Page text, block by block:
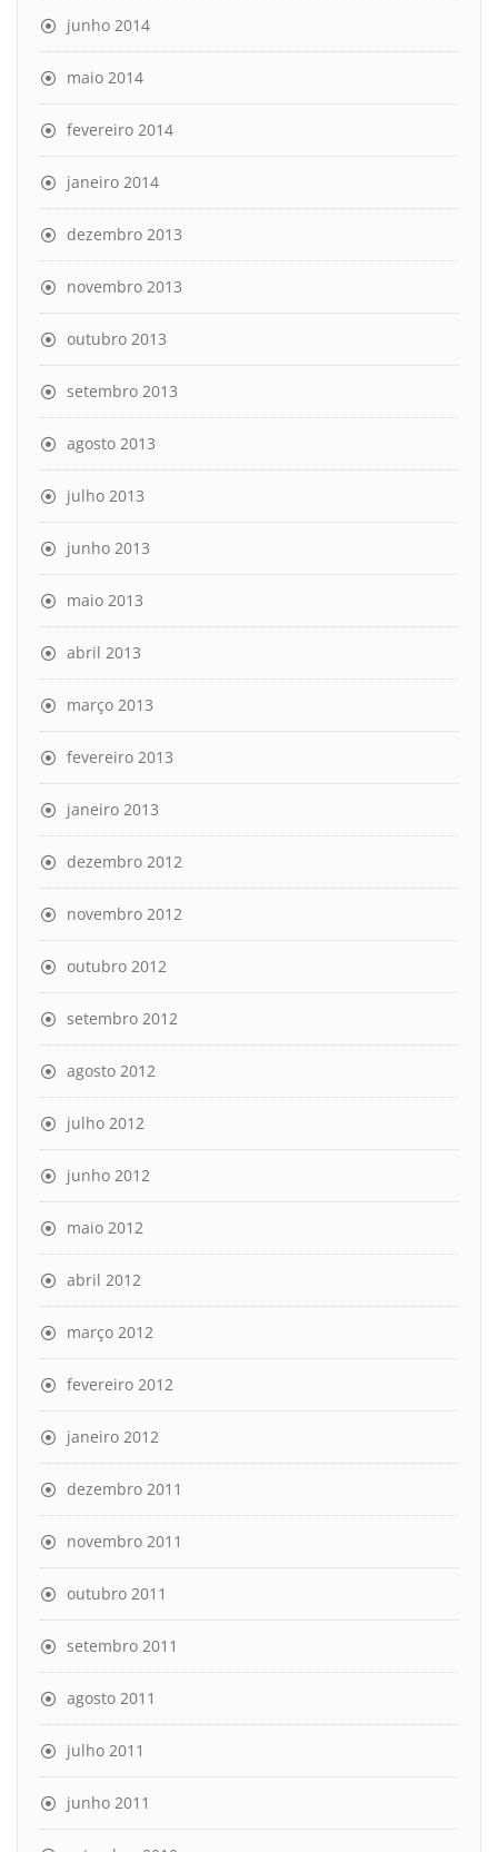
junho 2014
maio 2014
fevereiro 2014
janeiro 2014
dezembro 2013
novembro 2013
outubro 2013
setembro 2013
agosto 2013
julho 2013
junho 2013
maio 2013
abril 2013
março 2013
fevereiro 2013
janeiro 2013
dezembro 2012
novembro 2012
outubro 2012
setembro 2012
agosto 2012
julho 2012
junho 2012
maio 2012
abril 2012
março 2012
fevereiro 2012
janeiro 2012
dezembro 2011
novembro 2011
outubro 2011
setembro 2011
agosto 2011
julho 2011
junho 2011